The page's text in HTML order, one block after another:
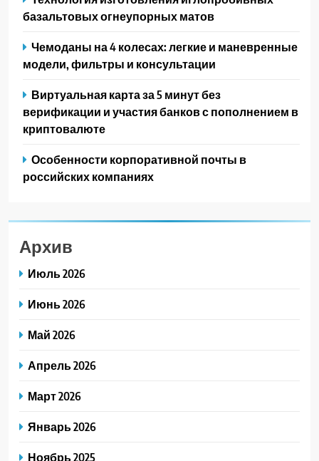
базальтовых огнеупорных матов
Чемоданы на 4 колесах: легкие и маневренные
модели, фильтры и консультации
Виртуальная карта за 5 минут без
верификации и участия банков с пополнением в
криптовалюте
Особенности корпоративной почты в
российских компаниях
Архив
Июль 2026
Июнь 2026
Май 2026
Апрель 2026
Март 2026
Январь 2026
Ноябрь 2025